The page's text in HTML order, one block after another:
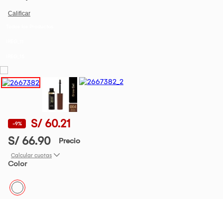
-9%
S/ 60.21
S/ 66.90
Precio
Calcular cuotas
Color